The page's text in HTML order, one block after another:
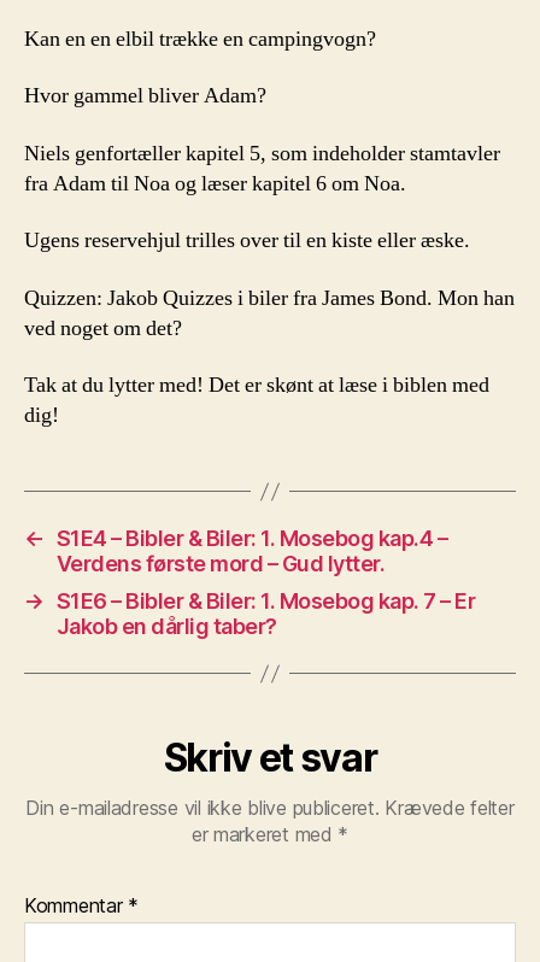
Kan en en elbil trække en campingvogn?
Hvor gammel bliver Adam?
Niels genfortæller kapitel 5, som indeholder stamtavler
fra Adam til Noa og læser kapitel 6 om Noa.
Ugens reservehjul trilles over til en kiste eller æske.
Quizzen: Jakob Quizzes i biler fra James Bond. Mon han
ved noget om det?
Tak at du lytter med! Det er skønt at læse i biblen med
dig!
← S1E4 – Bibler & Biler: 1. Mosebog kap.4 –
Verdens første mord – Gud lytter.
→ S1E6 – Bibler & Biler: 1. Mosebog kap. 7 – Er
Jakob en dårlig taber?
Skriv et svar
Din e-mailadresse vil ikke blive publiceret. Krævede felter
er markeret med *
Kommentar *